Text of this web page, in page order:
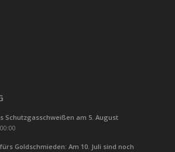
Schutzgasschweißen am 5. August
Goldschmieden: Am 10. Juli sind noch